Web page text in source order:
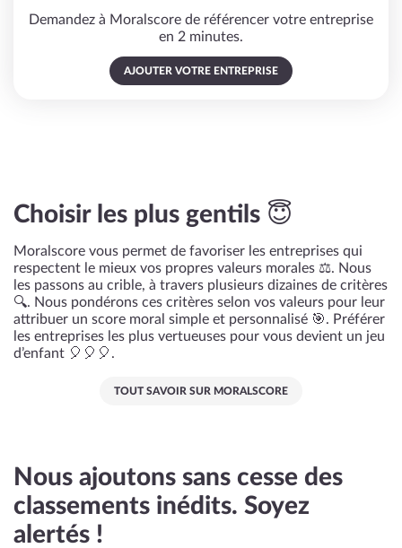
Demandez à Moralscore de référencer votre entreprise
en 2 minutes.
AJOUTER VOTRE ENTREPRISE
Choisir les plus gentils 😇
Moralscore vous permet de favoriser les entreprises qui
respectent le mieux vos propres valeurs morales ⚖️. Nous
les passons au crible, à travers plusieurs dizaines de critères
🔍. Nous pondérons ces critères selon vos valeurs pour leur
attribuer un score moral simple et personnalisé 🎯. Préférer
les entreprises les plus vertueuses pour vous devient un jeu
d’enfant 🎈🎈🎈.
TOUT SAVOIR SUR MORALSCORE
Nous ajoutons sans cesse des
classements inédits. Soyez
alertés !